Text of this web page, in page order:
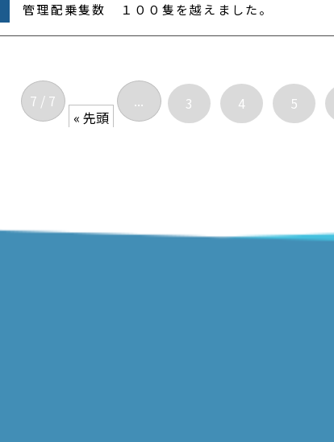
管理配乗隻数 １００隻を越えました。
7 / 7
« 先頭
... 3 4 5